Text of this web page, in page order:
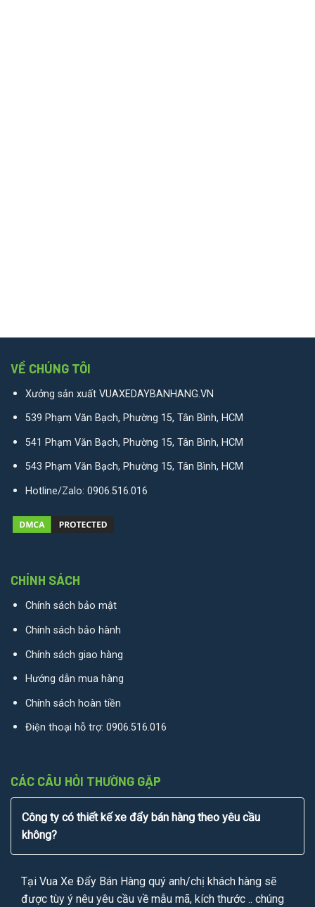
VỀ CHÚNG TÔI
Xưởng sản xuất VUAXEDAYBANHANG.VN
539 Phạm Văn Bạch, Phường 15, Tân Bình, HCM
541 Phạm Văn Bạch, Phường 15, Tân Bình, HCM
543 Phạm Văn Bạch, Phường 15, Tân Bình, HCM
Hotline/Zalo: 0906.516.016
CHÍNH SÁCH
Chính sách bảo mật
Chính sách bảo hành
Chính sách giao hàng
Hướng dẫn mua hàng
Chính sách hoàn tiền
Điện thoại hỗ trợ: 0906.516.016
CÁC CÂU HỎI THƯỜNG GẶP
Công ty có thiết kế xe đẩy bán hàng theo yêu cầu
không?
Tại Vua Xe Đẩy Bán Hàng quý anh/chị khách hàng sẽ
được tùy ý nêu yêu cầu về mẫu mã, kích thước .. chúng